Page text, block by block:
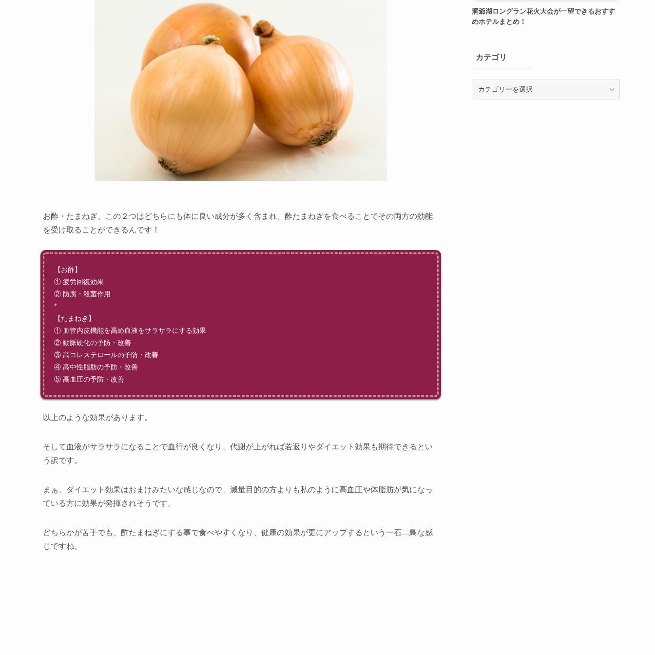
お酢・たまねぎ、この２つはどちらにも体に良い成分が多く含まれ、酢たまねぎを食べることでその両方の効能
を受け取ることができるんです！
【お酢】
① 疲労回復効果
② 防腐・殺菌作用
*
【たまねぎ】
① 血管内皮機能を高め血液をサラサラにする効果
② 動脈硬化の予防・改善
③ 高コレステロールの予防・改善
④ 高中性脂肪の予防・改善
⑤ 高血圧の予防・改善
以上のような効果があります。
そして血液がサラサラになることで血行が良くなり、代謝が上がれば若返りやダイエット効果も期待できるとい
う訳です。
まぁ、ダイエット効果はおまけみたいな感じなので、減量目的の方よりも私のように高血圧や体脂肪が気になっ
ている方に効果が発揮されそうです。
どちらかが苦手でも、酢たまねぎにする事で食べやすくなり、健康の効果が更にアップするという一石二鳥な感
じですね。
洞爺湖ロングラン花火大会が一望できるおすす
めホテルまとめ！
カテゴリ